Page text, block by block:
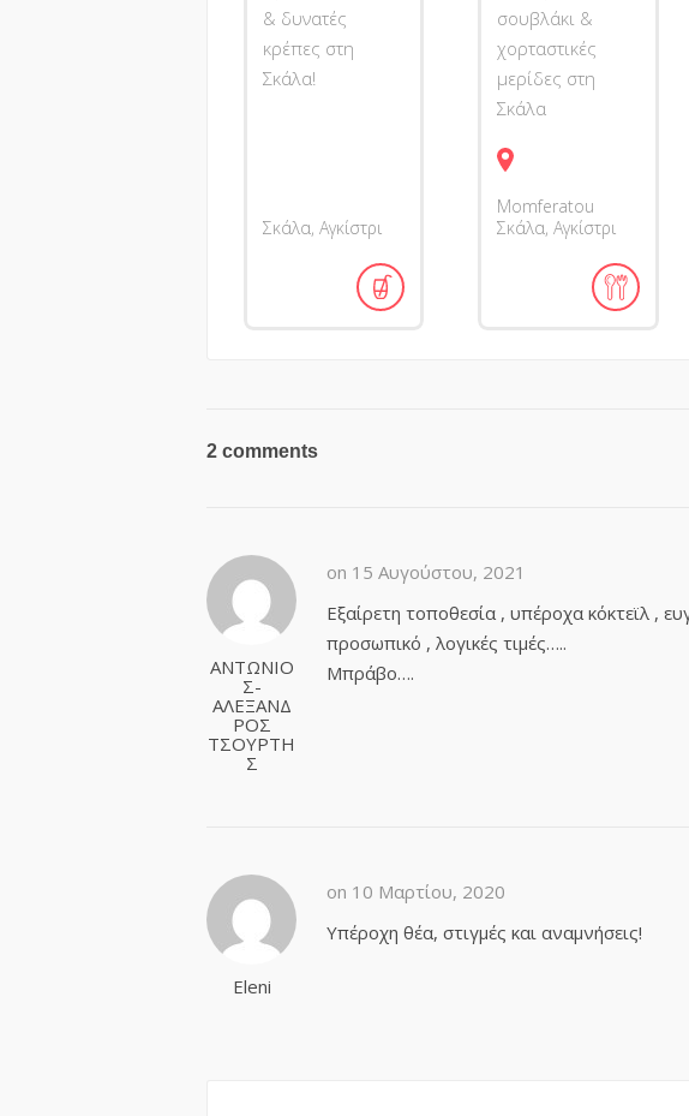
& δυνατές
κρέπες στη
Σκάλα!
Σκάλα, Αγκίστρι
σουβλάκι &
χορταστικές
μερίδες στη
Σκάλα
Momferatou
Σκάλα, Αγκίστρι
2 comments
ΑΝΤΩΝΙΟ
Σ-
ΑΛΕΞΑΝΔ
ΡΟΣ
ΤΣΟΥΡΤΗ
Σ
on 15 Αυγούστου, 2021
Εξαίρετη τοποθεσία , υπέροχα κόκτεϊλ ,
προσωπικό , λογικές τιμές…..
Μπράβο….
Eleni
on 10 Μαρτίου, 2020
Υπέροχη θέα, στιγμές και αναμνήσεις!